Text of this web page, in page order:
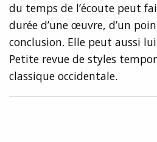
du temps de l’écoute peut
durée d’une œuvre, d’un
conclusion. Elle peut aussi
Petite revue de styles
classique occidentale.